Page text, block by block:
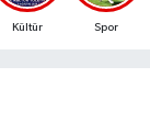
Kültür Spor